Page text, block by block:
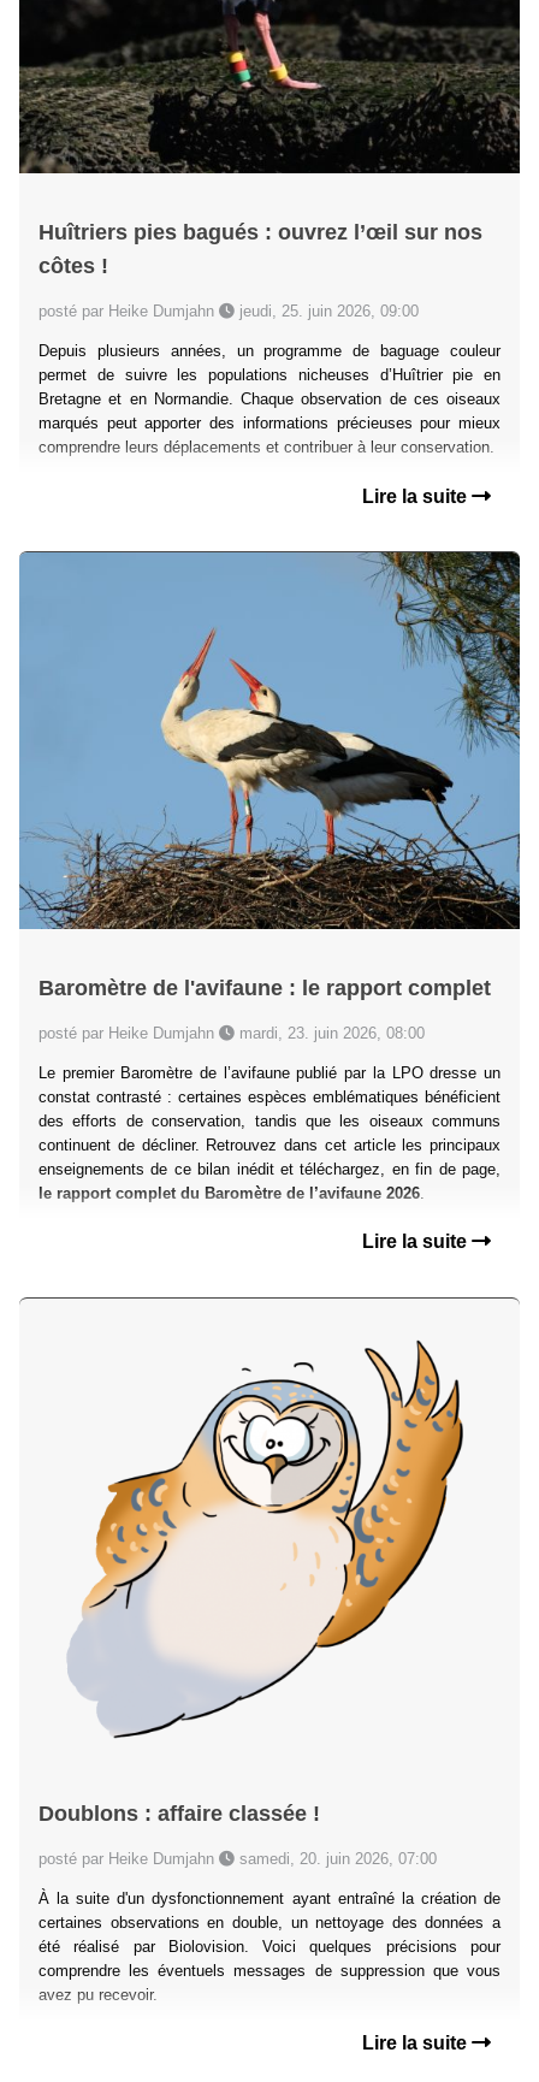
Huîtriers pies bagués : ouvrez l’œil sur nos
côtes !
posté par Heike Dumjahn jeudi, 25. juin 2026, 09:00
Depuis plusieurs années, un programme de baguage couleur
permet de suivre les populations nicheuses d’Huîtrier pie en
Bretagne et en Normandie. Chaque observation de ces oiseaux
marqués peut apporter des informations précieuses pour mieux
comprendre leurs déplacements et contribuer à leur conservation.
Lire la suite
Baromètre de l'avifaune : le rapport complet
posté par Heike Dumjahn mardi, 23. juin 2026, 08:00
Le premier Baromètre de l’avifaune publié par la LPO dresse un
constat contrasté : certaines espèces emblématiques bénéficient
des efforts de conservation, tandis que les oiseaux communs
continuent de décliner. Retrouvez dans cet article les principaux
enseignements de ce bilan inédit et téléchargez, en fin de page,
le rapport complet du Baromètre de l’avifaune 2026
Lire la suite
Doublons : affaire classée !
posté par Heike Dumjahn samedi, 20. juin 2026, 07:00
À la suite d'un dysfonctionnement ayant entraîné la création de
certaines observations en double, un nettoyage des données a
été réalisé par Biolovision. Voici quelques précisions pour
comprendre les éventuels messages de suppression que vous
avez pu recevoir.
Lire la suite